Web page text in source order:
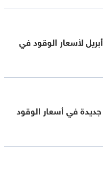
لأسعار الوقود في
في أسعار الوقود